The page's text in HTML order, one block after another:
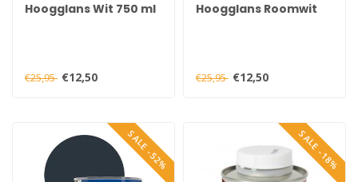
Hoogglans Wit 750 ml
€25,95 €12,50
Hoogglans Roomwit
€25,95 €12,50
SALE -52% SALE -18%